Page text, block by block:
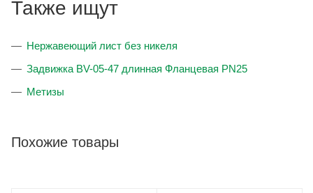
Также ищут
Нержавеющий лист без никеля
Задвижка BV-05-47 длинная Фланцевая PN25
Метизы
Похожие товары